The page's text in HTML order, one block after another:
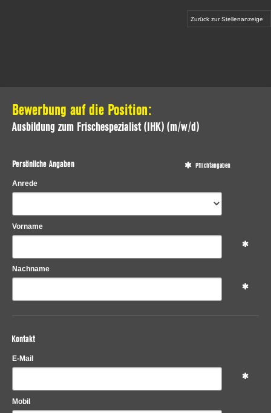
Zurück zur Stellenanzeige
Bewerbung auf die Position:
Ausbildung zum Frischespezialist (IHK) (m/w/d)
Persönliche Angaben Pflichtangaben
Anrede
Vorname
Nachname
Kontakt
E-Mail
Mobil